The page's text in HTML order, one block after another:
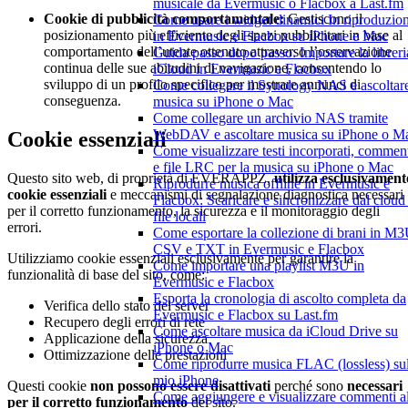
musicale da Evermusic o Flacbox a Last.fm
Come usare i widget dinamici In
in Evermusic e Flacbox su iPhone e Mac
Guida passo dopo passo: Importare la
iCloud in Evermusic e Flacbox
Come collegare il Synology NAS e
musica su iPhone o Mac
Come collegare un archivio NAS tramite
WebDAV e ascoltare musica su iPhone o
Come visualizzare testi incorporati,
e file LRC per la musica su iPhone o Mac
Riprodurre musica offline in Evermusic e
Flacbox: Scaricare e sincronizzare dal cloud
file locali
Come esportare la collezione di brani in
CSV e TXT in Evermusic e Flacbox
Come importare una playlist M3U in
Evermusic e Flacbox
Esporta la cronologia di ascolto completa da
Evermusic e Flacbox su Last.fm
Come ascoltare musica da iCloud Drive su
iPhone o Mac
Come riprodurre musica FLAC (lossless)
mio iPhone
Come aggiungere e visualizzare commenti
Cookie di pubblicità comportamentale:Gestiscono il
posizionamento più efficiente degli spazi pubblicitari in base al
comportamento dell’utente ottenuto attraverso l’osservazione
continua delle sue abitudini di navigazione, consentendo lo
sviluppo di un profilo specifico per mostrare annunci di
conseguenza.
Cookie essenziali
Questo sito web, di proprietà di EVERAPPZ,utilizza
cookie essenziali e meccanismi di segnalazione diagnostica necessari
per il corretto funzionamento, la sicurezza e il monitoraggio degli
errori.
Utilizziamo cookie essenziali esclusivamente per garantire la
funzionalità di base del sito, come:
Verifica dello stato del server
Recupero degli errori di rete
Applicazione della sicurezza
Ottimizzazione delle prestazioni
Questi cookie non possono essere disattivati perché sono necessari
per il corretto funzionamentodel sito.